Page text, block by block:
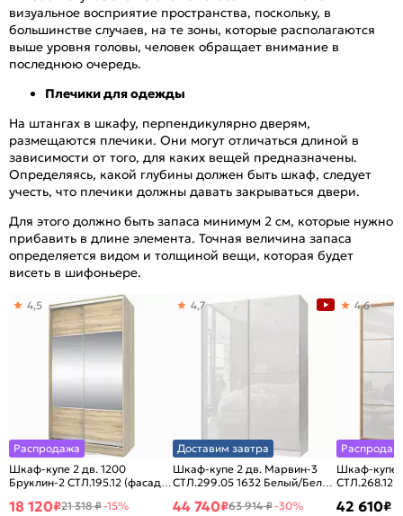
визуальное восприятие пространства, поскольку, в
большинстве случаев, на те зоны, которые располагаются
выше уровня головы, человек обращает внимание в
последнюю очередь.
Плечики для одежды
На штангах в шкафу, перпендикулярно дверям,
размещаются плечики. Они могут отличаться длиной в
зависимости от того, для каких вещей предназначены.
Определяясь, какой глубины должен быть шкаф, следует
учесть, что плечики должны давать закрываться двери.
Для этого должно быть запаса минимум 2 см, которые нужно
прибавить в длине элемента. Точная величина запаса
определяется видом и толщиной вещи, которая будет
висеть в шифоньере.
Распродажа
Шкаф-купе 2 дв. 1200
Бруклин-2 СТЛ.195.12 (фасады
4,5
18 120₽21 318 ₽-15%
Доставим завтра
Шкаф-купе 2 дв. Марвин-3
СТЛ.299.05 1632 Белый/Белый
4,7
44 740₽63 914 ₽-30%
Шкаф-купе
СТЛ.268.12
4,6
42 610₽